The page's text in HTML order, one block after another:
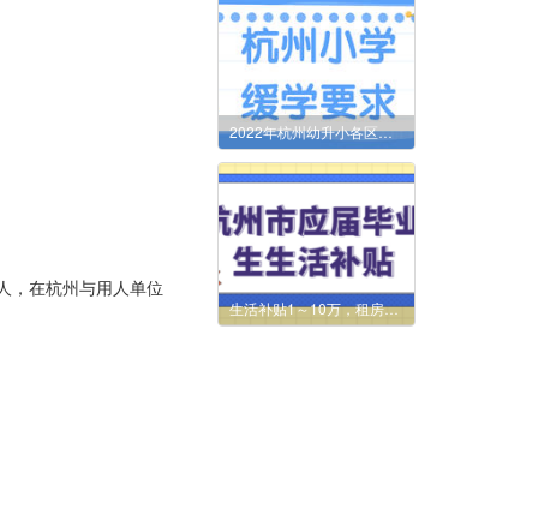
，在杭州与用人单位
2022年杭州幼升小各区缓学政策汇总！这份材料提前办理！
生活补贴1～10万，租房补贴1万/年，高校毕业生在杭补贴申请指南